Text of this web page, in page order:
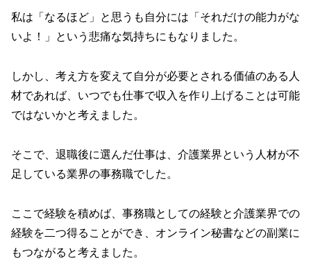
私は「なるほど」と思うも自分には「それだけの能力がな
いよ！」という悲痛な気持ちにもなりました。
しかし、考え方を変えて自分が必要とされる価値のある人
材であれば、いつでも仕事で収入を作り上げることは可能
ではないかと考えました。
そこで、退職後に選んだ仕事は、介護業界という人材が不
足している業界の事務職でした。
ここで経験を積めば、事務職としての経験と介護業界での
経験を二つ得ることができ、オンライン秘書などの副業に
もつながると考えました。